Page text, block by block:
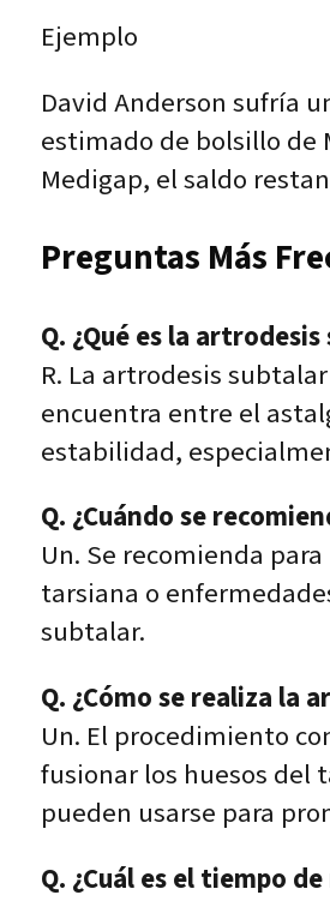
Ejemplo
David Anderson sufría
estimado de bolsillo de
Medigap, el saldo
Preguntas Más
Q. ¿Qué es la
R. La artrodesis
encuentra entre el
estabilidad,
Q. ¿Cuándo se
Un. Se recomienda
tarsiana o
subtalar.
Q. ¿Cómo se realiza la
Un. El procedimiento
fusionar los huesos del
pueden usarse para
Q. ¿Cuál es el tiempo